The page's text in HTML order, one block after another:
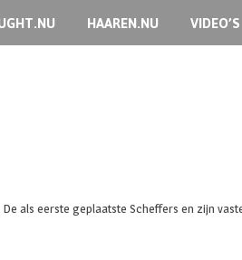
HAAREN.NU VIDEO’S
als eerste geplaatste Scheffers en zijn